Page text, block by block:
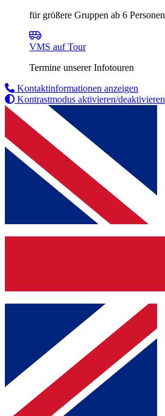
für größere Gruppen ab 6 Personen
VMS auf Tour
Termine unserer Infotouren
Kontaktinformationen anzeigen
Kontrastmodus aktivieren/deaktivieren